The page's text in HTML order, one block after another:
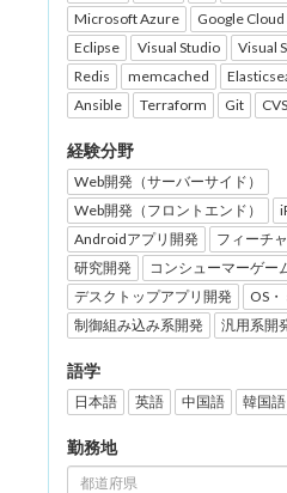
Microsoft Azure
Google
Eclipse
Visual Studio Visual
Redis
memcached
Ansible
Terraform Git CVS
経験分野
Web開発（サーバーサイド）
Web開発（フロントエンド）
Androidアプリ開発
フィーチ
研究開発
コンシューマーゲー
デスクトップアプリ開発
OS
制御組み込み系開発
汎用系開
語学
日本語 英語 中国語 韓国語
勤務地
都道府県